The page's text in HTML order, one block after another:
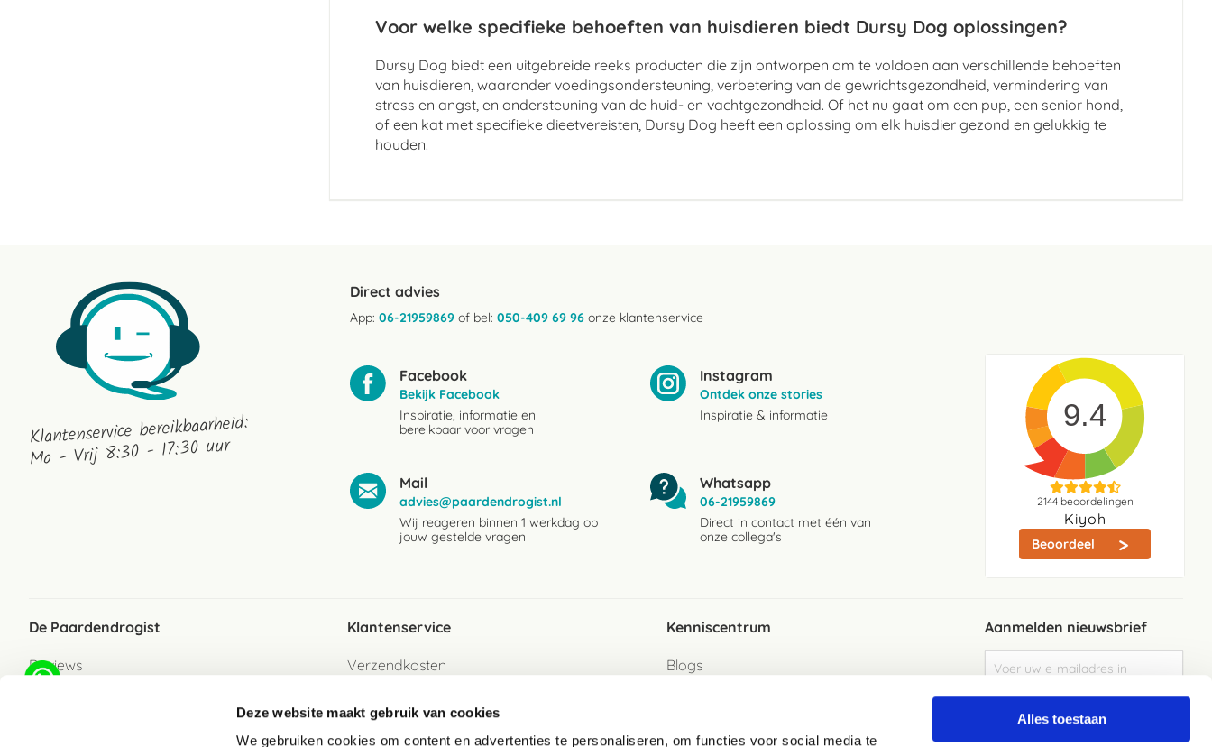
Deze website maakt gebruik van cookies
We gebruiken cookies om content en advertenties te personaliseren, om functies voor social media te
Alles toestaan
Voor welke specifieke behoeften van huisdieren biedt Dursy Dog oplossingen?
Dursy Dog biedt een uitgebreide reeks producten die zijn ontworpen om te voldoen aan verschillende behoeften
van huisdieren, waaronder voedingsondersteuning, verbetering van de gewrichtsgezondheid, vermindering van
stress en angst, en ondersteuning van de huid- en vachtgezondheid. Of het nu gaat om een pup, een senior hond,
of een kat met specifieke dieetvereisten, Dursy Dog heeft een oplossing om elk huisdier gezond en gelukkig te
houden.
Klantenservice bereikbaarheid:
Ma - Vrij 8:30 - 17:30 uur
Direct advies
App: 06-21959869 of bel: 050-409 69 96 onze klantenservice
Facebook
Bekijk Facebook
Inspiratie, informatie en
bereikbaar voor vragen
Instagram
Ontdek onze stories
Inspiratie & informatie
Mail
advies@paardendrogist.nl
Wij reageren binnen 1 werkdag op
jouw gestelde vragen
Whatsapp
06-21959869
Direct in contact met één van
onze collega's
9.4
2144beoordelingen
Kiyoh
Beoordeel
De Paardendrogist
Reviews
Klantenservice
Verzendkosten
Betaalwijzen
Kenniscentrum
Blogs
Aanmelden nieuwsbrief
u
op